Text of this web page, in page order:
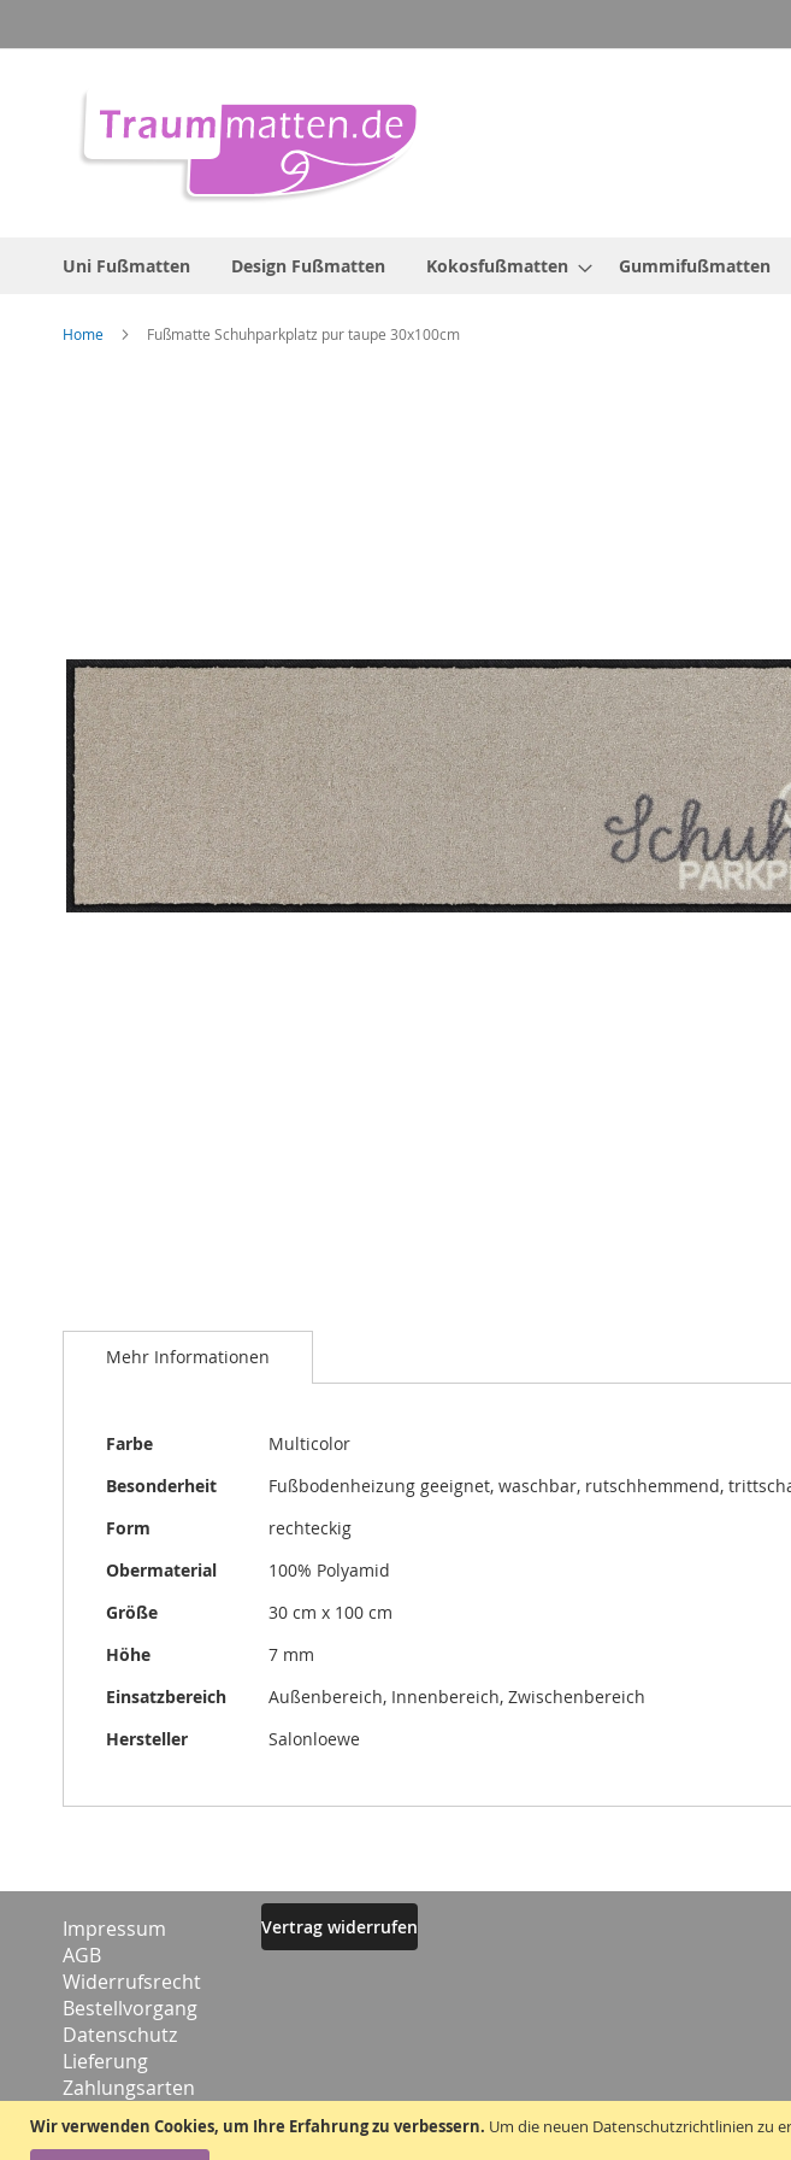
Wir verwenden Cookies, um Ihre Erfahrung zu verbessern. Um die neuen Datenschutzrichtlinien zu
zum
Uni Fußmatten Design Fußmatten Kokosfußmatten Gummifußmatten
Home Fußmatte Schuhparkplatz pur taupe 30x100cm
Mehr Informationen
Mehr
Farbe
Multicolor
Besonderheit
Fußbodenheizung geeignet, waschbar, rutschhemmend,
Form
rechteckig
Obermaterial
100% Polyamid
Größe
30 cm x 100 cm
Höhe
7 mm
Einsatzbereich
Außenbereich, Innenbereich, Zwischenbereich
Hersteller
Salonloewe
Impressum
AGB
Widerrufsrecht
Bestellvorgang
Datenschutz
Lieferung
Zahlungsarten
Kontakt
Vertrag widerrufen